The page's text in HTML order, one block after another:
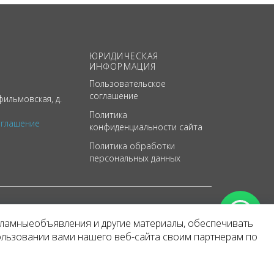
д.
ЮРИДИЧЕСКАЯ
ИНФОРМАЦИЯ
Пользовательское
соглашение
Политика
конфиденциальности сайта
Политика обработки
персональных данных
и другие материалы, обеспечивать
вами нашего веб-сайта своим партнерам по